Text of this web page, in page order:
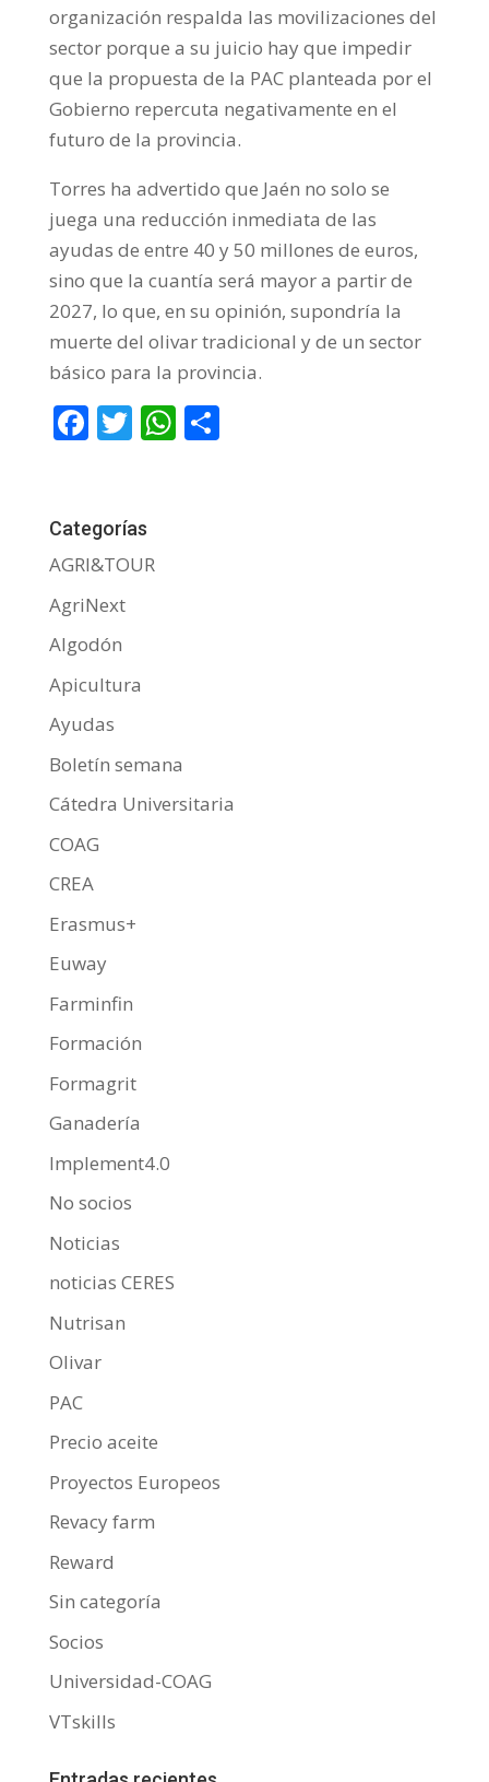
organización respalda las movilizaciones del
sector porque a su juicio hay que impedir
que la propuesta de la PAC planteada por el
Gobierno repercuta negativamente en el
futuro de la provincia.
Torres ha advertido que Jaén no solo se
juega una reducción inmediata de las
ayudas de entre 40 y 50 millones de euros,
sino que la cuantía será mayor a partir de
2027, lo que, en su opinión, supondría la
muerte del olivar tradicional y de un sector
básico para la provincia.
F
b
o
o
k
T
er
W C
Categorías
AGRI&TOUR
AgriNext
Algodón
Apicultura
Ayudas
Boletín semana
Cátedra Universitaria
COAG
CREA
Erasmus+
Euway
Farminfin
Formación
Formagrit
Ganadería
Implement4.0
No socios
Noticias
noticias CERES
Nutrisan
Olivar
PAC
Precio aceite
Proyectos Europeos
Revacy farm
Reward
Sin categoría
Socios
Universidad-COAG
VTskills